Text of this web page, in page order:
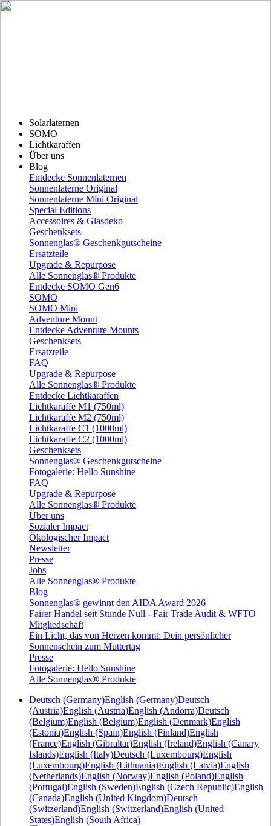
Solarlaternen
SOMO
Lichtkaraffen
Über uns
Blog
Entdecke Sonnenlaternen
Sonnenlaterne Original
Sonnenlaterne Mini Original
Special Editions
Accessoires & Glasdeko
Geschenksets
Sonnenglas® Geschenkgutscheine
Ersatzteile
Upgrade & Repurpose
Alle Sonnenglas® Produkte
Entdecke SOMO Gen6
SOMO
SOMO Mini
Adventure Mount
Entdecke Adventure Mounts
Geschenksets
Ersatzteile
FAQ
Upgrade & Repurpose
Alle Sonnenglas® Produkte
Entdecke Lichtkaraffen
Lichtkaraffe M1 (750ml)
Lichtkaraffe M2 (750ml)
Lichtkaraffe C1 (1000ml)
Lichtkaraffe C2 (1000ml)
Geschenksets
Sonnenglas® Geschenkgutscheine
Fotogalerie: Hello Sunshine
FAQ
Upgrade & Repurpose
Alle Sonnenglas® Produkte
Über uns
Sozialer Impact
Ökologischer Impact
Newsletter
Presse
Jobs
Alle Sonnenglas® Produkte
Blog
Sonnenglas® gewinnt den AIDA Award 2026
Fairer Handel seit Stunde Null - Fair Trade Audit & WFTO
Mitgliedschaft
Ein Licht, das von Herzen kommt: Dein persönlicher
Sonnenschein zum Muttertag
Presse
Fotogalerie: Hello Sunshine
Alle Sonnenglas® Produkte
Deutsch (Germany)English (Germany)Deutsch
(Austria)English (Austria)English (Andorra)Deutsch
(Belgium)English (Belgium)English (Denmark)English
(Estonia)English (Spain)English (Finland)English
(France)English (Gibraltar)English (Ireland)English (Canary
Islands)English (Italy)Deutsch (Luxembourg)English
(Luxembourg)English (Lithuania)English (Latvia)English
(Netherlands)English (Norway)English (Poland)English
(Portugal)English (Sweden)English (Czech Republic)English
(Canada)English (United Kingdom)Deutsch
(Switzerland)English (Switzerland)English (United
States)English (South Africa)